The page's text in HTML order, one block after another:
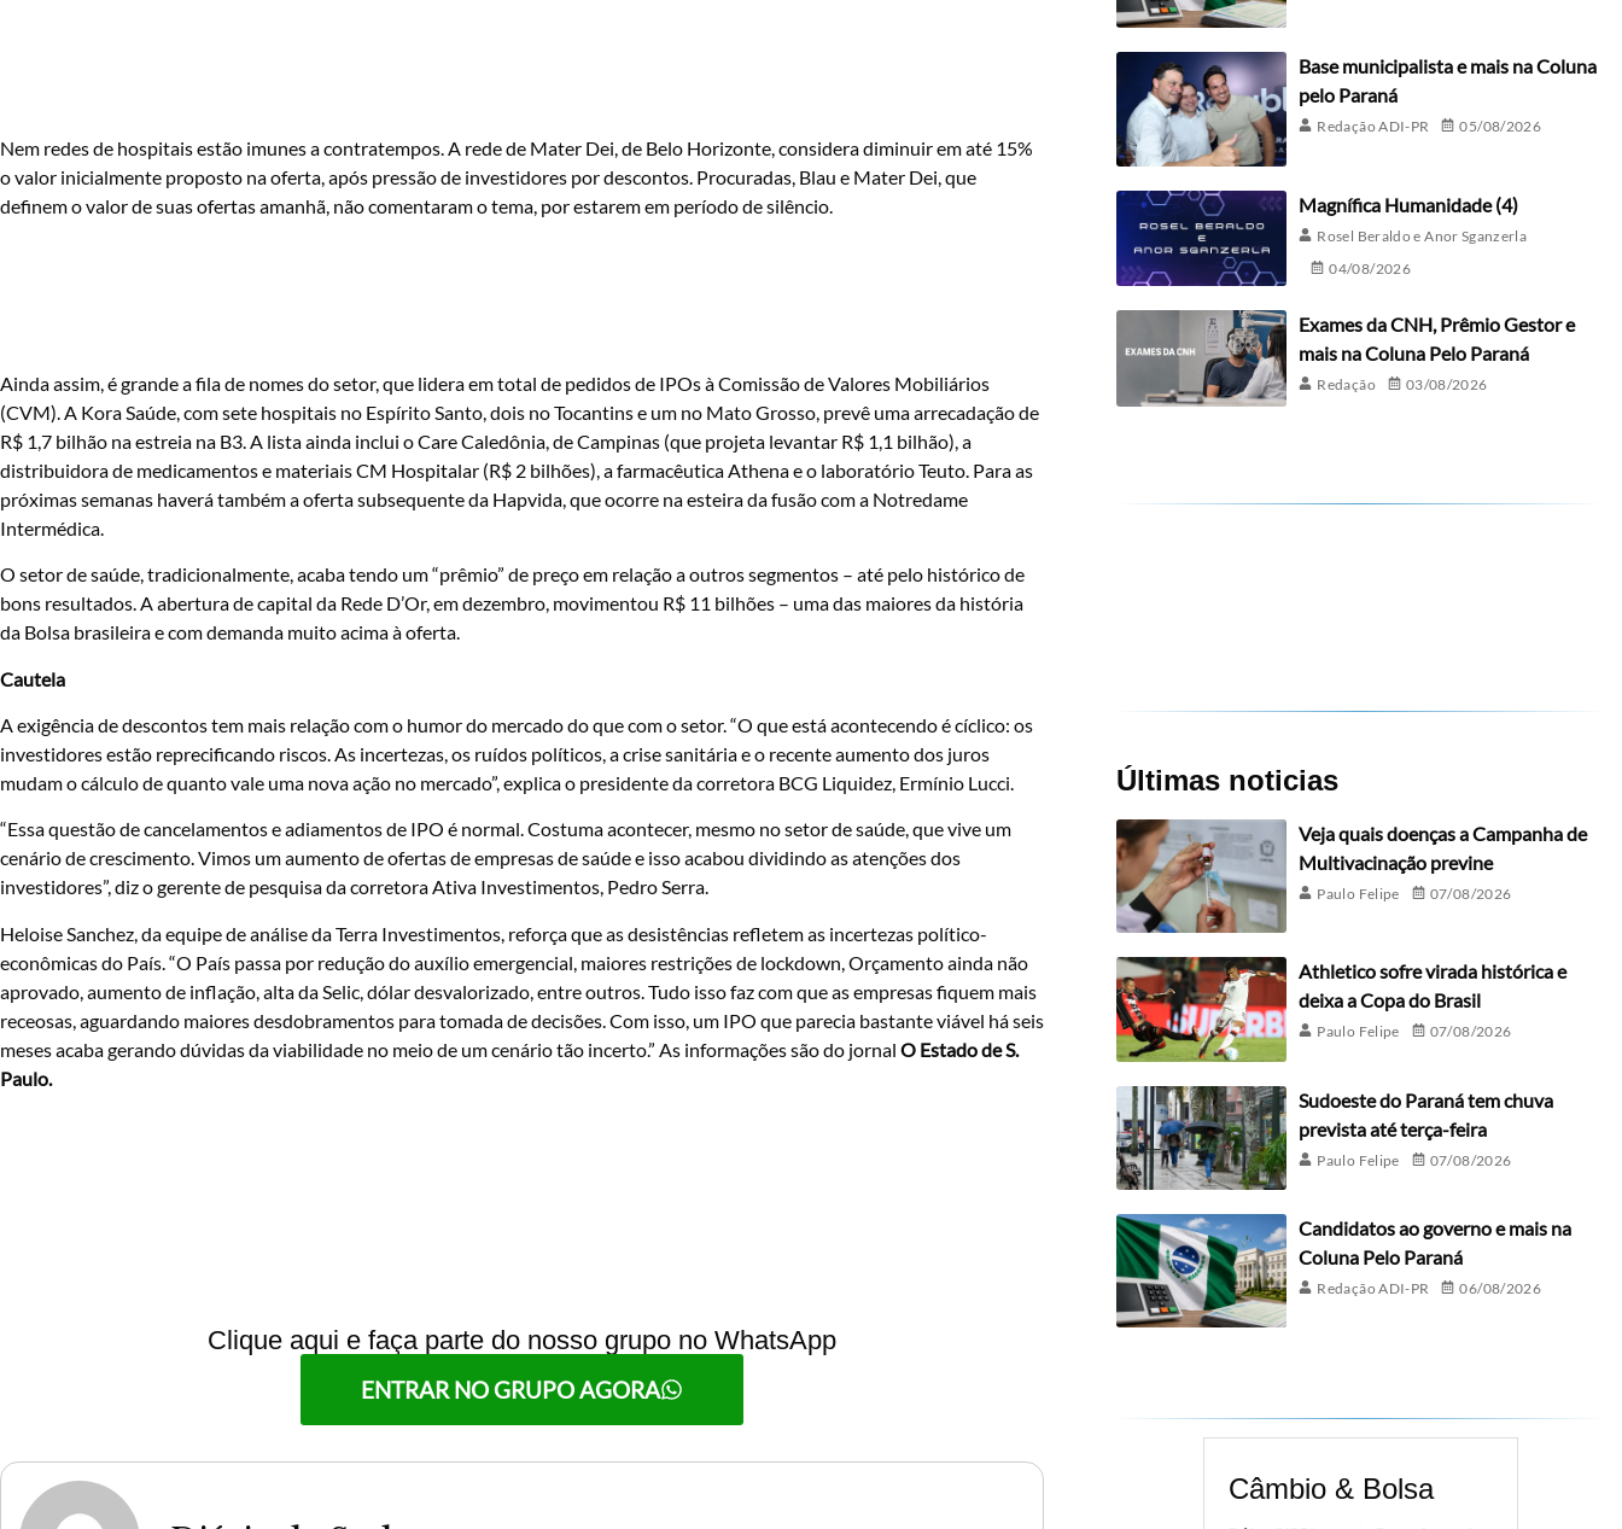
Nem redes de hospitais estão imunes a contratempos. A rede de Mater Dei, de Belo Horizonte, considera diminuir em até 15%
o valor inicialmente proposto na oferta, após pressão de investidores por descontos. Procuradas, Blau e Mater Dei, que
definem o valor de suas ofertas amanhã, não comentaram o tema, por estarem em período de silêncio.
Ainda assim, é grande a fila de nomes do setor, que lidera em total de pedidos de IPOs à Comissão de Valores Mobiliários
(CVM). A Kora Saúde, com sete hospitais no Espírito Santo, dois no Tocantins e um no Mato Grosso, prevê uma arrecadação de
R$ 1,7 bilhão na estreia na B3. A lista ainda inclui o Care Caledônia, de Campinas (que projeta levantar R$ 1,1 bilhão), a
distribuidora de medicamentos e materiais CM Hospitalar (R$ 2 bilhões), a farmacêutica Athena e o laboratório Teuto. Para as
próximas semanas haverá também a oferta subsequente da Hapvida, que ocorre na esteira da fusão com a Notredame
Intermédica.
O setor de saúde, tradicionalmente, acaba tendo um “prêmio” de preço em relação a outros segmentos – até pelo histórico de
bons resultados. A abertura de capital da Rede D’Or, em dezembro, movimentou R$ 11 bilhões – uma das maiores da história
da Bolsa brasileira e com demanda muito acima à oferta.
Cautela
A exigência de descontos tem mais relação com o humor do mercado do que com o setor. “O que está acontecendo é cíclico: os
investidores estão reprecificando riscos. As incertezas, os ruídos políticos, a crise sanitária e o recente aumento dos juros
mudam o cálculo de quanto vale uma nova ação no mercado”, explica o presidente da corretora BCG Liquidez, Ermínio Lucci.
“Essa questão de cancelamentos e adiamentos de IPO é normal. Costuma acontecer, mesmo no setor de saúde, que vive um
cenário de crescimento. Vimos um aumento de ofertas de empresas de saúde e isso acabou dividindo as atenções dos
investidores”, diz o gerente de pesquisa da corretora Ativa Investimentos, Pedro Serra.
Heloise Sanchez, da equipe de análise da Terra Investimentos, reforça que as desistências refletem as incertezas político-
econômicas do País. “O País passa por redução do auxílio emergencial, maiores restrições de lockdown, Orçamento ainda não
aprovado, aumento de inflação, alta da Selic, dólar desvalorizado, entre outros. Tudo isso faz com que as empresas fiquem mais
receosas, aguardando maiores desdobramentos para tomada de decisões. Com isso, um IPO que parecia bastante viável há seis
meses acaba gerando dúvidas da viabilidade no meio de um cenário tão incerto.” As informações são do jornal O Estado de S.
Paulo.
Clique aqui e faça parte do nosso grupo no WhatsApp
ENTRAR NO GRUPO AGORA
Base municipalista e mais na Coluna
pelo Paraná
Redação ADI-PR 05/08/2026
Magnífica Humanidade (4)
Rosel Beraldo e Anor Sganzerla
04/08/2026
Exames da CNH, Prêmio Gestor e
mais na Coluna Pelo Paraná
Redação 03/08/2026
Últimas noticias
Veja quais doenças a Campanha de
Multivacinação previne
Paulo Felipe 07/08/2026
Athletico sofre virada histórica e
deixa a Copa do Brasil
Paulo Felipe 07/08/2026
Sudoeste do Paraná tem chuva
prevista até terça-feira
Paulo Felipe 07/08/2026
Candidatos ao governo e mais na
Coluna Pelo Paraná
Redação ADI-PR 06/08/2026
Câmbio & Bolsa